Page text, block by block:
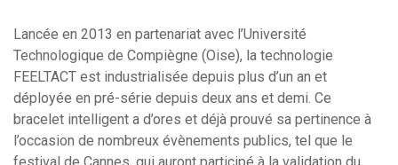
Lancée en 2013 en partenariat avec l’Université
Technologique de Compiègne (Oise), la technologie
FEELTACT est industrialisée depuis plus d’un an et
déployée en pré-série depuis deux ans et demi. Ce
bracelet intelligent a d’ores et déjà prouvé sa pertinence à
l’occasion de nombreux évènements publics, tel que le